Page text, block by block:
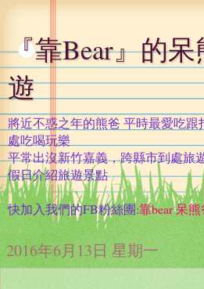
『靠Bear』的
遊
將近不惑之年的熊爸 平時最愛吃
處吃喝玩樂
平常出沒新竹嘉義，跨縣市到處旅
假日介紹旅遊景點
快加入我們的FB粉絲團:靠bear 呆
2016年6月13日 星期一